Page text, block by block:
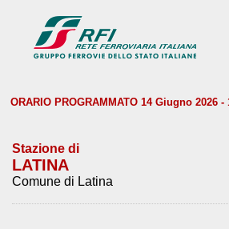
ORARIO PROGRAMMATO 14 Giugno 2026
Stazione di
LATINA
Comune di Latina